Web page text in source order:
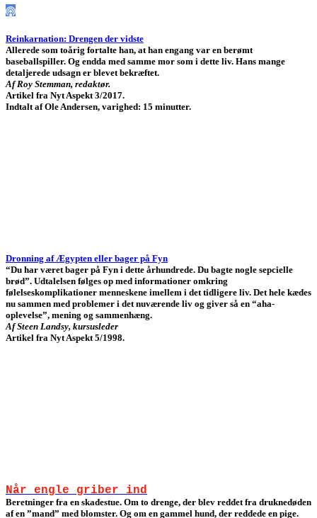
Reinkarnation: Drengen der vidste
Allerede som toårig fortalte han, at han engang var en berømt
baseballspiller. Og endda med samme mor som i dette liv. Hans mange
detaljerede udsagn er blevet bekræftet.
Af Roy Stemman, redaktør.
Artikel fra Nyt Aspekt 3/2017.
Indtalt af Ole Andersen, varighed: 15 minutter.
Dronning af Ægypten eller bager på Fyn
“Du har været bager på Fyn i dette århundrede. Du bagte nogle sepcielle
brød”. Udtalelsen følges op med informationer omkring
følelseskomplikationer menneskene imellem i det tidligere liv. Det hele kædes
nu sammen med problemer i det nuværende liv og giver så en “aha-
oplevelse”, mening og sammenhæng.
Af Steen Landsy, kursusleder
Artikel fra Nyt Aspekt 5/1998.
Når engle griber ind
Beretninger fra en skadestue. Om to drenge, der blev reddet fra druknedøden
af en ”mand” med blomster. Og om en gammel hund, der reddede en pige.